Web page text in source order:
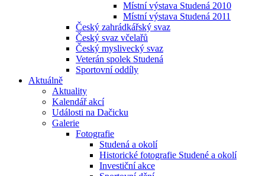
Místní výstava Studená 2010
Místní výstava Studená 2011
Český zahrádkářský svaz
Český svaz včelařů
Český myslivecký svaz
Veterán spolek Studená
Sportovní oddíly
Aktuálně
Aktuality
Kalendář akcí
Události na Dačicku
Galerie
Fotografie
Studená a okolí
Historické fotografie Studené a okolí
Investiční akce